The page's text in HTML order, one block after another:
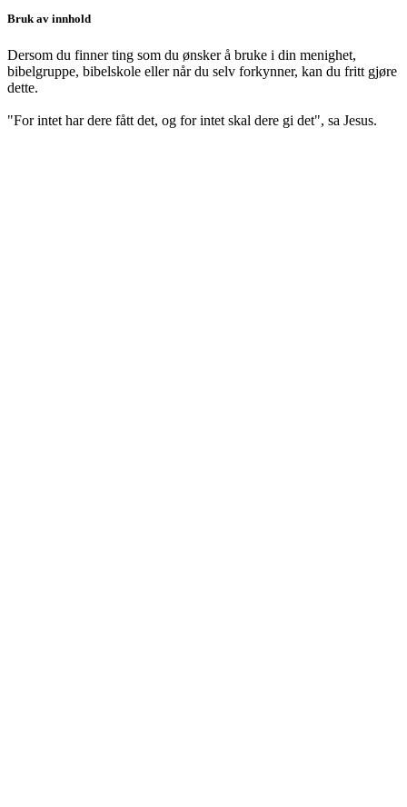
Bruk av innhold
Dersom du finner ting som du ønsker å bruke i din menighet,
bibelgruppe, bibelskole eller når du selv forkynner, kan du fritt gjøre
dette.
"For intet har dere fått det, og for intet skal dere gi det", sa Jesus.